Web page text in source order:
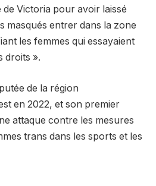
de Victoria pour avoir laissé
masqués entrer dans la zone
les femmes qui essayaient
droits ».
de la région
en 2022, et son premier
attaque contre les mesures
trans dans les sports et les